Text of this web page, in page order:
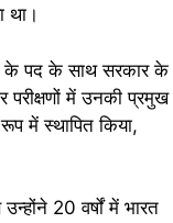
था।
के पद के साथ सरकार के
में उनकी प्रमुख
में स्थापित किया,
20 वर्षों में भारत